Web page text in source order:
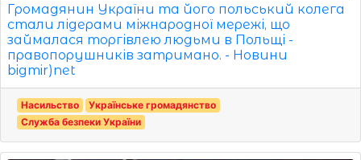
Громадянин України та його польський колега
стали лідерами міжнародної мережі, що
займалася торгівлею людьми в Польщі -
правопорушників затримано. - Новини
bigmir)net
Насильство
Українське громадянство
Служба безпеки України